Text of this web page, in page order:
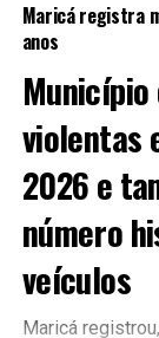
Maricá registra
anos
violentas
2026 e
número
veículos
Maricá